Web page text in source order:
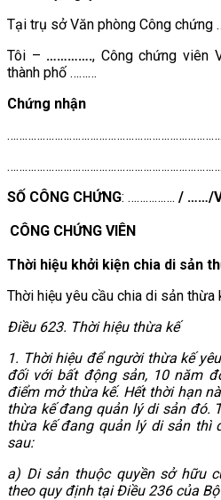
Tại trụ sở Văn phòng Công chứng
Tôi – …………., Công chứng viên
thành phố ………
Chứng nhận
SỐ CÔNG CHỨNG: ……………. / ……/
CÔNG CHỨNG VIÊN
Thời hiệu khởi kiện chia di sản
Thời hiệu yêu cầu chia di sản
Điều 623. Thời hiệu thừa kế
1. Thời hiệu để người thừa kế
đối với bất động sản, 10 năm
điểm mở thừa kế. Hết thời hạn
thừa kế đang quản lý di sản đó.
thừa kế đang quản lý di sản thì
sau:
a) Di sản thuộc quyền sở hữu
theo quy định tại Điều 236 của